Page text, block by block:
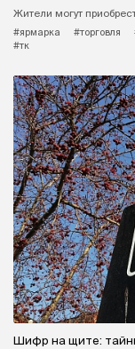
Жители могут
#ярмарка
#торговля
#тк
Шифр на щите: